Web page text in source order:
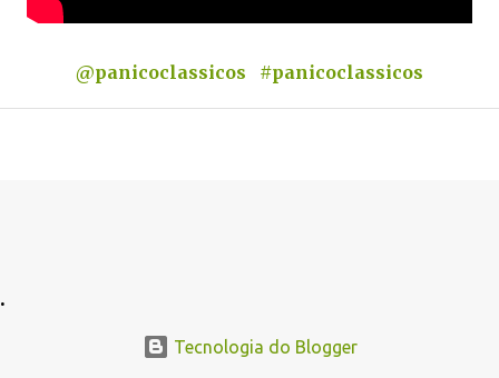
@panicoclassicos #panicoclassicos
.
Tecnologia do Blogger